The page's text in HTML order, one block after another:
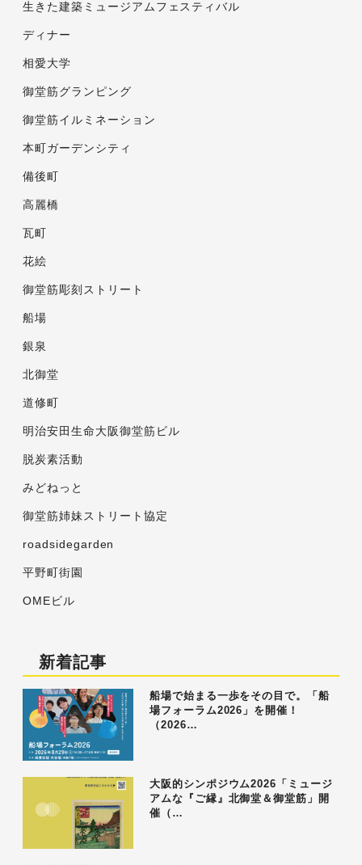
生きた建築ミュージアムフェスティバル
ディナー
相愛大学
御堂筋グランピング
御堂筋イルミネーション
本町ガーデンシティ
備後町
高麗橋
瓦町
花絵
御堂筋彫刻ストリート
船場
銀泉
北御堂
道修町
明治安田生命大阪御堂筋ビル
脱炭素活動
みどねっと
御堂筋姉妹ストリート協定
roadsidegarden
平野町街園
OMEビル
新着記事
船場で始まる一歩をその目で。「船
場フォーラム2026」を開催！
（2026…
大阪的シンポジウム2026「ミュージ
アムな『ご縁』北御堂＆御堂筋」開
催（…